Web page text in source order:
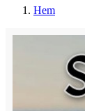
Hem